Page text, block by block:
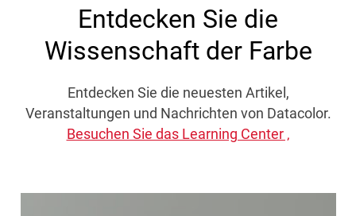
Entdecken Sie die
Wissenschaft der Farbe
Entdecken Sie die neuesten Artikel,
Veranstaltungen und Nachrichten von Datacolor.
Besuchen Sie das Learning Center ‚